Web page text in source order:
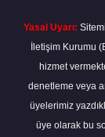
Yasal Uyarı:
İletişim Kurumu
hizmet
denetleme veya
üyelerimiz
üye olarak bu